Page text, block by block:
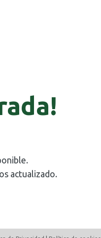
actualizado.